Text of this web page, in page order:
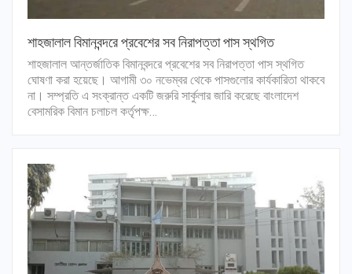
শাহজালাল বিমানবন্দরে প্রবেশের সব নিরাপত্তা পাস স্থগিত
শাহজালাল আন্তর্জাতিক বিমানবন্দরে প্রবেশের সব নিরাপত্তা পাস স্থগিত
ঘোষণা করা হয়েছে। আগামী ৩০ নভেম্বর থেকে পাসগুলোর কার্যকারিতা থাকবে
না। সম্প্রতি এ সংক্রান্ত একটি জরুরি সার্কুলার জারি করেছে বাংলাদেশ
বেসামরিক বিমান চলাচল কর্তৃপক্ষ…